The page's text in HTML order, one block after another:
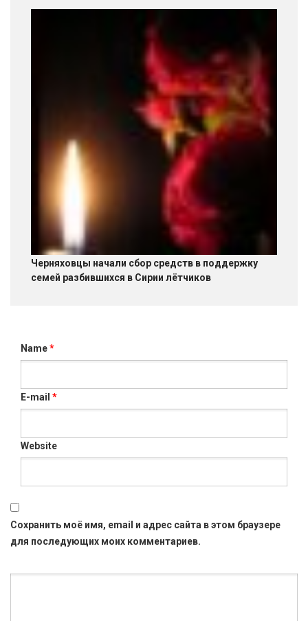
Черняховцы начали сбор средств в поддержку
семей разбившихся в Сирии лётчиков
Name*
E-mail *
Website
Сохранить моё имя, email и адрес сайта в этом браузере
для последующих моих комментариев.